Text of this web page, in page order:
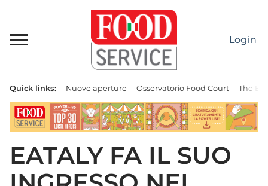
contenuto
Login
principale
Quick links: Nuove aperture Osservatorio Food Court The
EATALY FA IL SUO